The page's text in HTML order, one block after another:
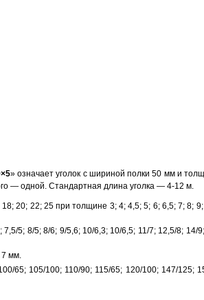
» означает уголок с шириной полки 50 мм и
— одной. Стандартная длина уголка — 4-12 м.
18; 20; 22; 25 при толщине 3; 4; 4,5; 5; 6; 6,5; 7; 8;
7,5/5; 8/5; 8/6; 9/5,6; 10/6,3; 10/6,5; 11/7; 12,5/8; 14/
7 мм.
65; 105/100; 110/90; 115/65; 120/100; 147/125;